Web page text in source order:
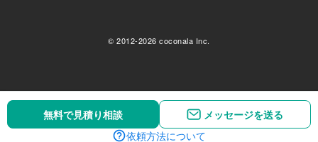
無料で見積り相談
メッセージを送る
無料で見積り相談
メッセージを送る
依頼方法について